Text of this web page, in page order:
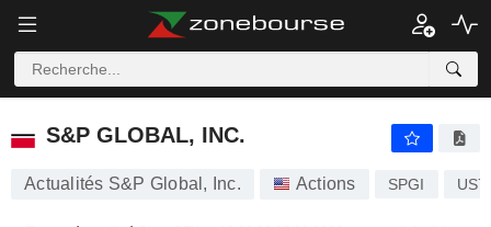
S&P GLOBAL, INC.
S&P GLOBAL, INC.
Actualités S&P Global, Inc. Actions SPGI